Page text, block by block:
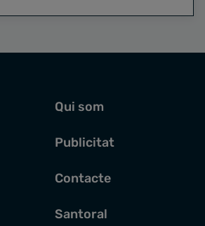
Qui som
Publicitat
Contacte
Santoral